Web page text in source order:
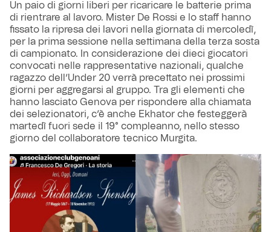
Un paio di giorni liberi per ricaricare le batterie prima
di rientrare al lavoro. Mister De Rossi e lo staff hanno
fissato la ripresa dei lavori nella giornata di mercoledì,
per la prima sessione nella settimana della terza sosta
di campionato. In considerazione dei dieci giocatori
convocati nelle rappresentative nazionali, qualche
ragazzo dell’Under 20 verrà precettato nei prossimi
giorni per aggregarsi al gruppo. Tra gli elementi che
hanno lasciato Genova per rispondere alla chiamata
dei selezionatori, c’è anche Ekhator che festeggerà
martedì fuori sede il 19° compleanno, nello stesso
giorno del collaboratore tecnico Murgita.